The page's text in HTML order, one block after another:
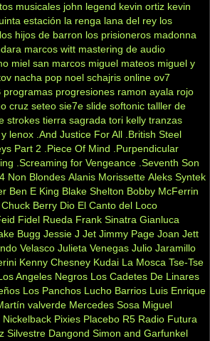
musicales john legend kevin ortiz kevin
estación la renga lana del rey los
los hijos de barron los prisioneros madonna
marcos witt mastering de audio
miel san marcos miguel mateos miguel y
nacha pop noel schajris online ov7
programas progresiones ramon ayala rojo
cruz seteo sie7e slide softonic talller de
strokes tierra sagrada tori kelly tranzas
lenox .And Justice For All .British Steel
Part 2
.Piece Of Mind
.Purpendicular
.Screaming for Vengeance .Seventh Son
4 Non Blondes Alanis Morissette Aleks Syntek
Ben E King Blake Shelton Bobby McFerrin
Chuck Berry Dio El Canto del Loco
Fidel Rueda Frank Sinatra Gianluca
Bugg Jessie J Jet Jimmy Page Joan Jett
Velasco Julieta Venegas Julio Jaramillo
Kenny Chesney Kudai La Mosca Tse-Tse
Angeles Negros Los Cadetes De Linares
Los Panchos Lucho Barrios Luis Enrique
valverde Mercedes Sosa Miguel
Nickelback Pixies Placebo R5 Radio Futura
Silvestre Dangond Simon and Garfunkel